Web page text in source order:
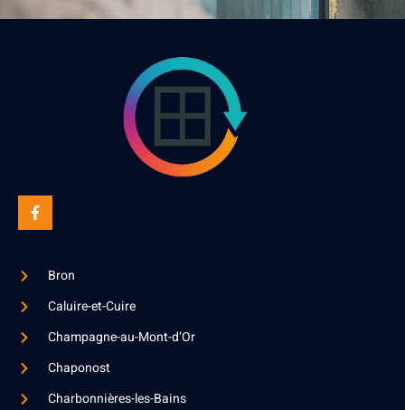
Bron
Caluire-et-Cuire
Champagne-au-Mont-d’Or
Chaponost
Charbonnières-les-Bains